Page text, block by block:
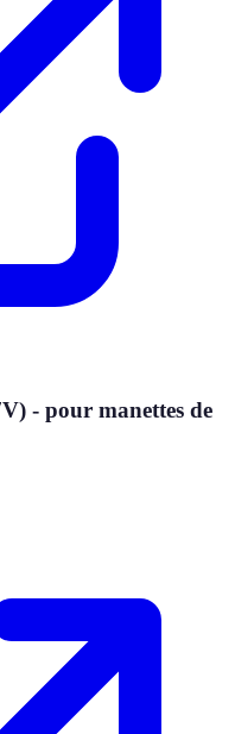
- pour manettes de